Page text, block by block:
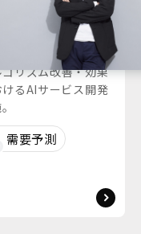
タサイエンティ
れまでに、ウェブ
リズム改善・効果
るAIサービス開発
需要予測